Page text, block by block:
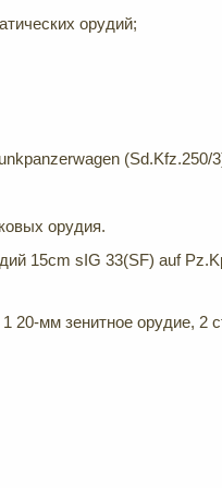
орудий;
(Sd.Kfz.250/
орудия.
15cm sIG 33(SF) auf
20-мм зенитное орудие, 2